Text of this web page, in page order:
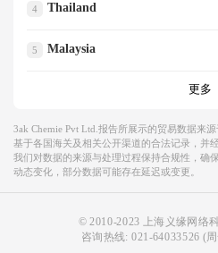
4 Thailand
5 Malaysia
更多
3ak Chemie Pvt Ltd.报告所展示的贸易数据来
基于各国海关及相关公开渠道的合法记录，并
我们对数据的来源与处理过程保持合规性，确
动态变化，部分数据可能存在延迟或变更。
© 2010-2023 上海义缘网络
咨询热线:021-64033526 (